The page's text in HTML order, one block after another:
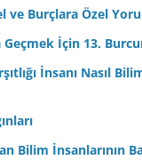
ve Burçlara Özel
İçin 13.
İnsanı Nasıl
Bilim İnsanlarının